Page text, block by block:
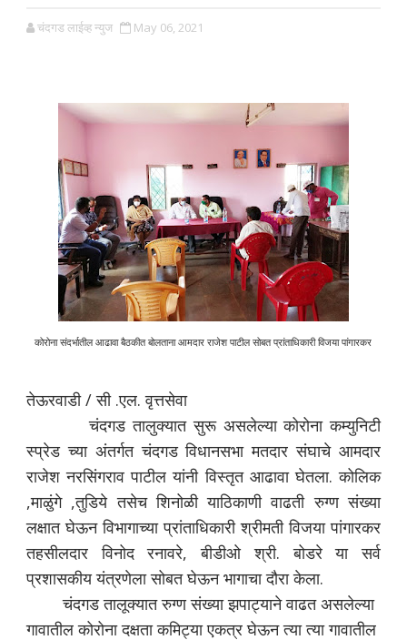
चंदगड लाईव्ह न्युज May 06, 2021
कोरोना संदर्भातील आढावा बैठकीत बोलताना आमदार राजेश पाटील सोबत प्रांताधिकारी विजया पांगारकर
तेऊरवाडी / सी .एल. वृत्तसेवा
चंदगड तालुक्यात सुरू असलेल्या कोरोना कम्युनिटी
स्प्रेड च्या अंतर्गत चंदगड विधानसभा मतदार संघाचे आमदार
राजेश नरसिंगराव पाटील यांनी विस्तृत आढावा घेतला. कोलिक
,माळुंगे ,तुडिये तसेच शिनोळी याठिकाणी वाढती रुग्ण संख्या
लक्षात घेऊन विभागाच्या प्रांताधिकारी श्रीमती विजया पांगारकर
तहसीलदार विनोद रनावरे, बीडीओ श्री. बोडरे या सर्व
प्रशासकीय यंत्रणेला सोबत घेऊन भागाचा दौरा केला.
चंदगड तालूक्यात रुग्ण संख्या झपाट्याने वाढत असलेल्या
गावातील कोरोना दक्षता कमिट्या एकत्र घेऊन त्या त्या गावातील